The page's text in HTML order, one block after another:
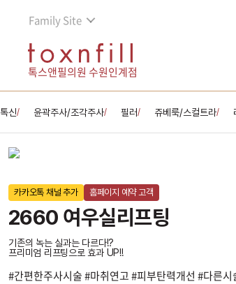
Family Site
톡스앤필의원 수원인계점
톡신/ 윤곽주사/조각주사/ 필러/ 쥬베룩/스컬트라/
카카오톡 채널 추가 홈페이지 예약 고객
2660 여우실리프팅
기존의 녹는 실과는 다르다!?
프리미엄 리프팅으로 효과 UP!!
#간편한주사시술 #마취연고 #피부탄력개선 #다른